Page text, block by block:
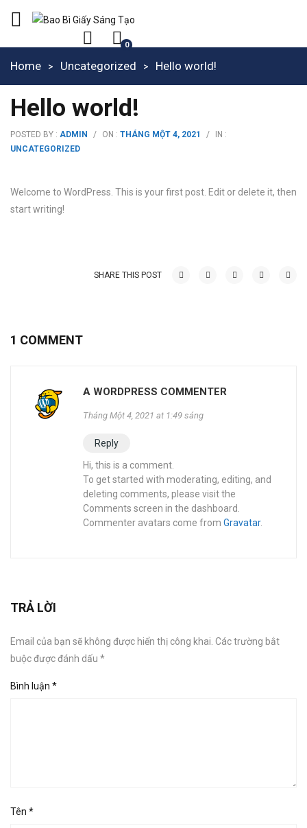
0
Home Uncategorized Hello world!
Hello world!
POSTED BY : ADMIN / ON : THÁNG MỘT 4, 2021 /
IN :
UNCATEGORIZED
Welcome to WordPress. This is your first post. Edit or delete it, then
start writing!
SHARE THIS POST
1 COMMENT
A WORDPRESS COMMENTER
Tháng Một 4, 2021 at 1:49 sáng
Reply
Hi, this is a comment.
To get started with moderating, editing, and
deleting comments, please visit the
Comments screen in the dashboard.
Commenter avatars come from Gravatar.
TRẢ LỜI
Email của bạn sẽ không được hiển thị công khai. Các trường bắt
buộc được đánh dấu *
Bình luận *
Tên *